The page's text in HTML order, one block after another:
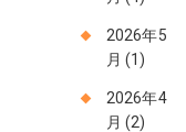
2026年5
月 (1)
2026年4
月 (2)